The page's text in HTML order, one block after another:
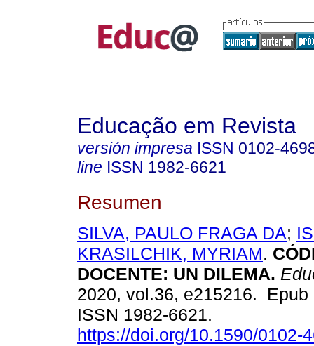
Educação em Revista
versión impresa ISSN 0102-
line ISSN 1982-6621
Resumen
SILVA, PAULO FRAGA DA;
KRASILCHIK, MYRIAM.
DOCENTE: UN DILEMA.
2020, vol.36, e215216. Epub
ISSN 1982-6621.
https://doi.org/10.1590/0102-